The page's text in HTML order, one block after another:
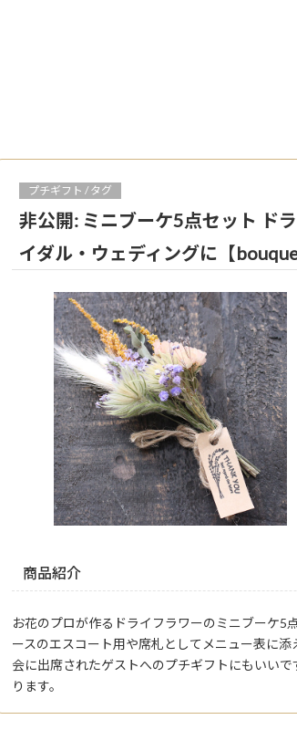
プチギフト / タグ
非公開: ミニブーケ5点セット ド
イダル・ウェディングに【
商品紹介
お花のプロが作るドライフラワーのミニブーケ5
ースのエスコート用や席札としてメニュー表に
会に出席されたゲストへのプチギフトにもいい
ります。